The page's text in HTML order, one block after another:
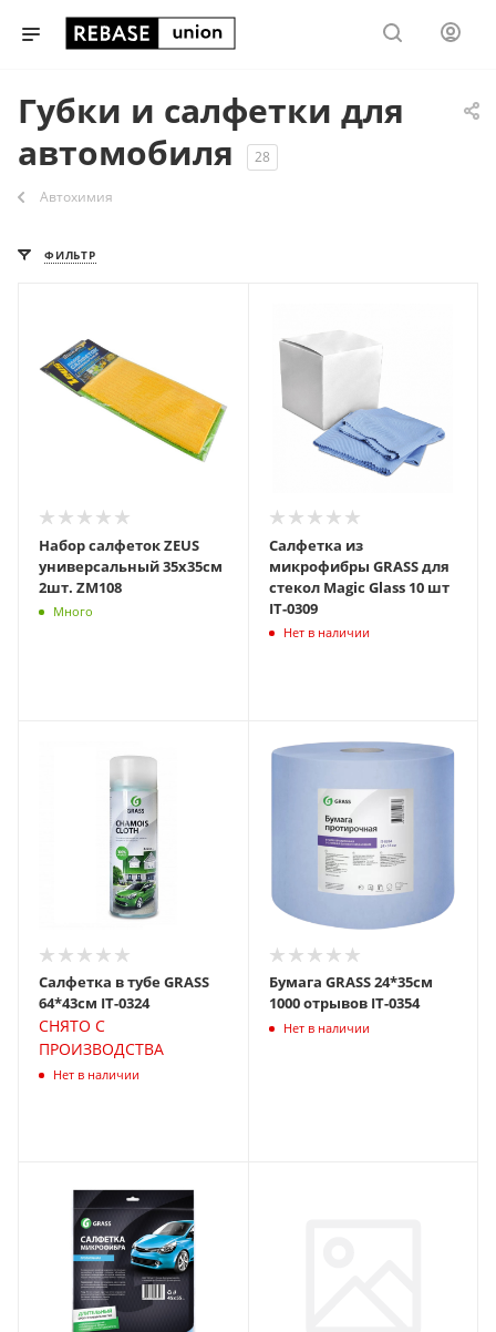
Губки и салфетки для
автомобиля
28
Автохимия
ФИЛЬТР
Набор салфеток ZEUS
универсальный 35х35см
2шт. ZM108
Много
Салфетка из
микрофибры GRASS для
стекол Magic Glass 10 шт
IT-0309
Нет в наличии
Салфетка в тубе GRASS
64*43см IT-0324
СНЯТО С
ПРОИЗВОДСТВА
Нет в наличии
Бумага GRASS 24*35см
1000 отрывов IT-0354
Нет в наличии